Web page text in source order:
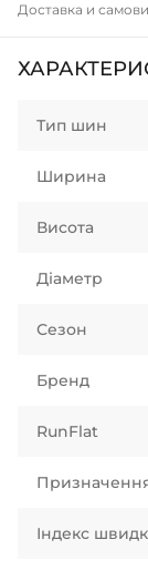
Доставка и
Тип шин
Ширина
Висота
Діаметр
Сезон
Бренд
RunFlat
Індекс